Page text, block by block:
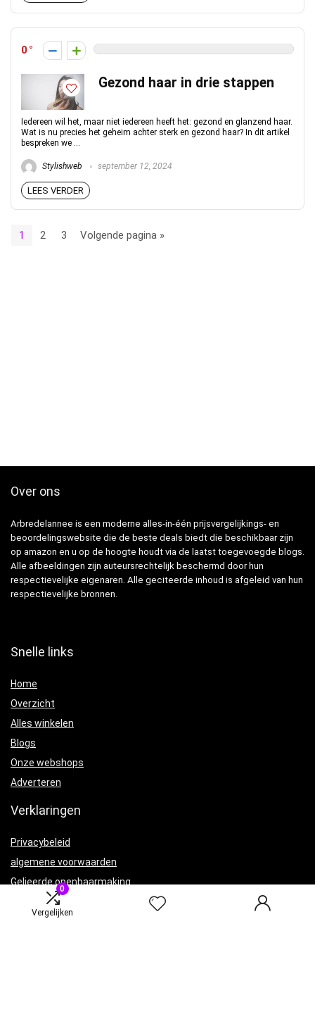
0
Vergelijken
0
Gezond haar in drie stappen
Iedereen wil het, maar niet iedereen heeft het: gezond en glanzend haar.
Wat is nu precies het geheim achter sterk en gezond haar? In dit artikel
bespreken we ...
Stylishweb september 12, 2024
LEES VERDER
1 2 3 Volgende pagina »
Over ons
Arbredelannee is een moderne alles-in-één prijsvergelijkings- en
beoordelingswebsite die de beste deals biedt die beschikbaar zijn
op amazon en u op de hoogte houdt via de laatst toegevoegde blogs.
Alle afbeeldingen zijn auteursrechtelijk beschermd door hun
respectievelijke eigenaren. Alle geciteerde inhoud is afgeleid van hun
respectievelijke bronnen.
Snelle links
Home
Overzicht
Alles winkelen
Blogs
Onze webshops
Adverteren
Verklaringen
Privacybeleid
algemene voorwaarden
Gelieerde openbaarmaking